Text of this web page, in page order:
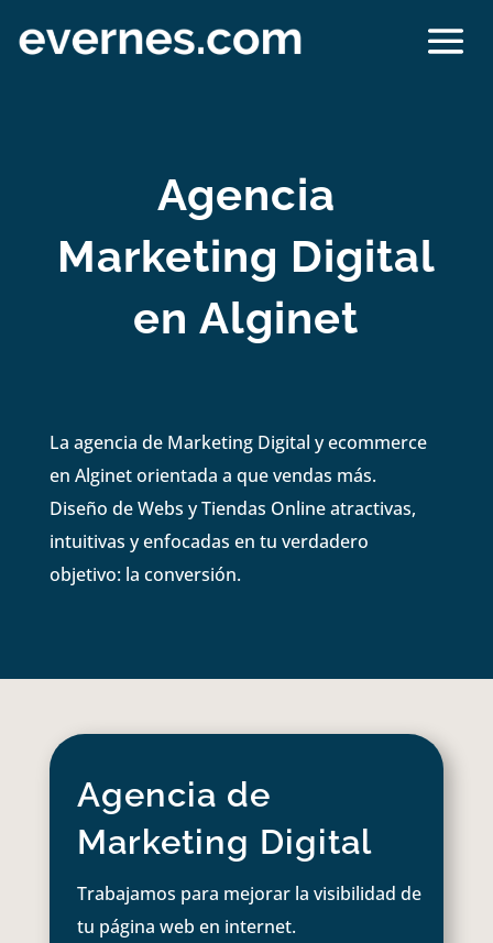
Agencia
Marketing Digital
en Alginet
La agencia de Marketing Digital y ecommerce
en Alginet orientada a que vendas más.
Diseño de Webs y Tiendas Online atractivas,
intuitivas y enfocadas en tu verdadero
objetivo: la conversión.
Agencia de
Marketing Digital
Trabajamos para mejorar la visibilidad de
tu página web en internet.